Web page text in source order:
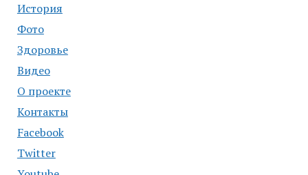
История
Фото
Здоровье
Видео
О проекте
Контакты
Facebook
Twitter